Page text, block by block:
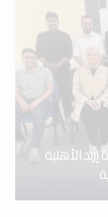
الأهلية